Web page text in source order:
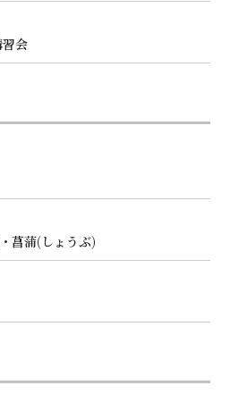
会
菖蒲(しょうぶ)